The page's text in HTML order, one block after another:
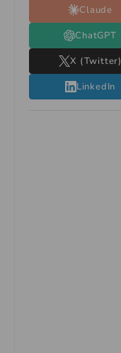
Claude
ChatGPT
X (Twitter)
LinkedIn